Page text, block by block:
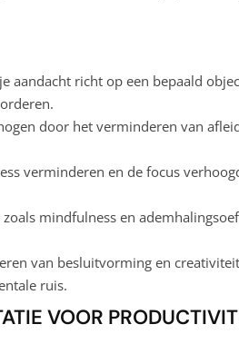
aandacht richt op een bepaald
door het verminderen van
verminderen en de focus
mindfulness en
van besluitvorming en
ruis.
VOOR